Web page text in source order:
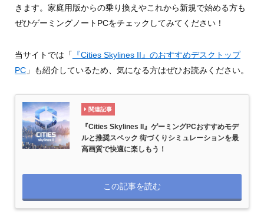
きます。家庭用版からの乗り換えやこれから新規で始める方も
ぜひゲーミングノートPCをチェックしてみてください！
当サイトでは「
『Cities Skylines II』のおすすめデスクトップ
PC」も紹介しているため、気になる方はぜひお読みください。
関連記事
『Cities Skylines II』ゲーミングPCおすすめモデ
ルと推奨スペック 街づくりシミュレーションを最
高画質で快適に楽しもう！
この記事を読む